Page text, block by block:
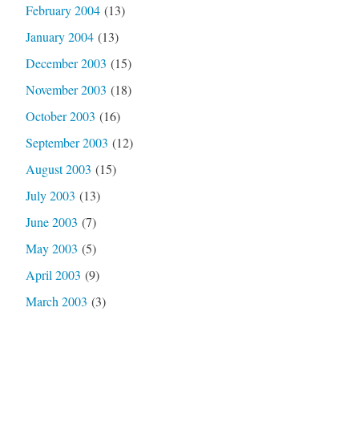
February 2004(13)
January 2004(13)
December 2003 (15)
November 2003 (18)
October 2003 (16)
September 2003 (12)
August 2003 (15)
July 2003 (13)
June 2003 (7)
May 2003 (5)
April 2003 (9)
March 2003 (3)